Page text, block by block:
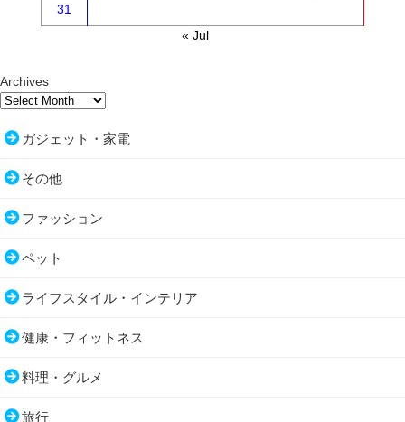
31
« Jul
Archives
ガジェット・家電
その他
ファッション
ペット
ライフスタイル・インテリア
健康・フィットネス
料理・グルメ
旅行